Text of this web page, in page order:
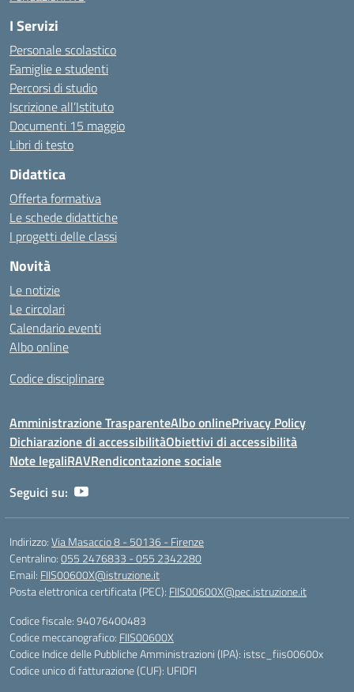
I Servizi
Personale scolastico
Famiglie e studenti
Percorsi di studio
Iscrizione all’Istituto
Documenti 15 maggio
Libri di testo
Didattica
Offerta formativa
Le schede didattiche
I progetti delle classi
Novità
Le notizie
Le circolari
Calendario eventi
Albo online
Codice disciplinare
Amministrazione TrasparenteAlbo onlinePrivacy Policy
Dichiarazione di accessibilitàObiettivi di accessibilità
Note legaliRAVRendicontazione sociale
Seguici su:
Indirizzo:Via Masaccio 8 - 50136 - Firenze
Centralino:055 2476833 - 055 2342280
Email: FIIS00600X@istruzione.it
Posta elettronica certificata (PEC): FIIS00600X@pec.istruzione.it
Codice fiscale: 94076400483
Codice meccanografico: FIIS00600X
Codice Indice delle Pubbliche Amministrazioni (IPA): istsc_fiis00600x
Codice unico di fatturazione (CUF): UFIDFI